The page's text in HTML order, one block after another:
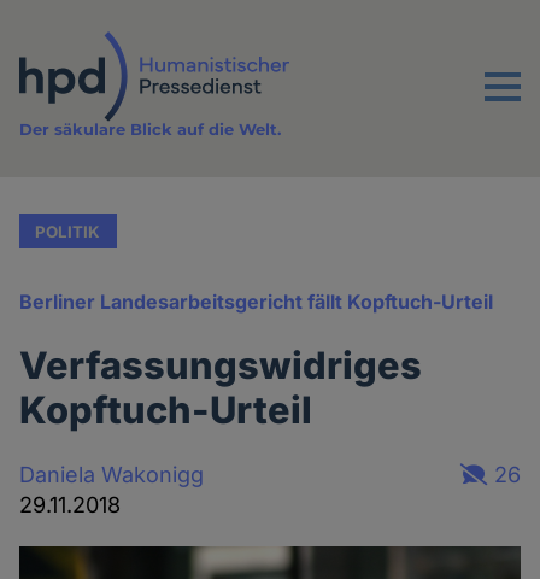
Inhalt
Menu
Der säkulare Blick auf die Welt.
POLITIK
Berliner Landesarbeitsgericht fällt Kopftuch-Urteil
Verfassungswidriges
Kopftuch-Urteil
Daniela Wakonigg
29.11.2018
26